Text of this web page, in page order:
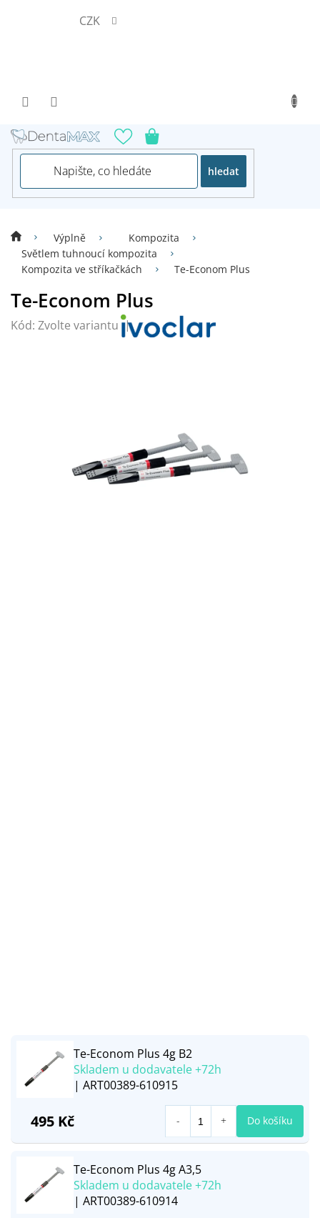
CZK
hledat
Výplně
Kompozita
Světlem tuhnoucí kompozita
Kompozita ve stříkačkách
Te-Econom Plus
Te-Econom Plus
Kód: Zvolte variantu
Te-Econom Plus 4g B2
Skladem u dodavatele +72h
| ART00389-610915
495 Kč Do košíku
Te-Econom Plus 4g A3,5
Skladem u dodavatele +72h
| ART00389-610914